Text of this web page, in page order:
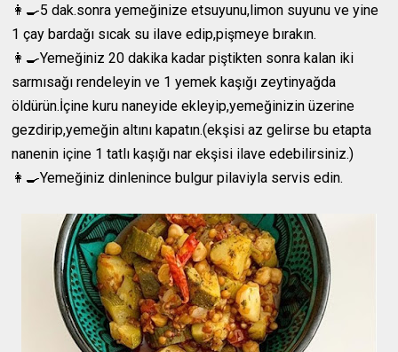
👩‍🍳5 dak.sonra yemeğinize etsuyunu,limon suyunu ve yine
1 çay bardağı sıcak su ilave edip,pişmeye bırakın.
👩‍🍳Yemeğiniz 20 dakika kadar piştikten sonra kalan iki
sarmısağı rendeleyin ve 1 yemek kaşığı zeytinyağda
öldürün.İçine kuru naneyide ekleyip,yemeğinizin üzerine
gezdirip,yemeğin altını kapatın.(ekşisi az gelirse bu etapta
nanenin içine 1 tatlı kaşığı nar ekşisi ilave edebilirsiniz.)
👩‍🍳Yemeğiniz dinlenince bulgur pilaviyla servis edin.